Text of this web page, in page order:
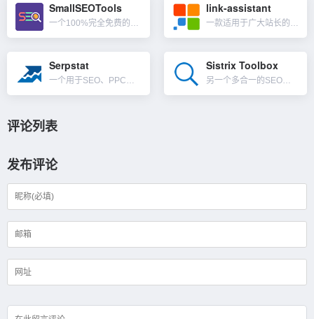
SmallSEOTools
一个100%完全免费的SEO小工具集成网站，其功能基本涵盖了Google SEO优化的各个方面，功能包含关键词工具，外链工具，内容工具等，重点是都免费。不同于其他网站分析工具，这是一款N多SEO工具的...
link-assistant
一款适用于广大站长的搜索引擎优化软件，SEO Powersuite 是一个由 4 个工具组成的工具包，涵盖了 SEO 的各个方面——关键词研究、排名跟踪、反向链接、页面和内容数据、移动 SEO、本地...
Serpstat
一个用于SEO、PPC和内容营销的一体化工具，可完成从关键字研究到链接分析的所有工作。主要由五个模块组成：排名跟踪、反向链接分析、搜索引擎优化审核关键词研究和竞争对手的分析。Serpstat扩展了他们...
Sistrix Toolbox
另一个多合一的SEO工具软件，和SEMrush，Ahrefs类似，Sistrix在德语国家以提供良好的搜索引擎优化工具而闻名，之后推出了一些额外的免费SEO工具，可以在没有帐户的情况下在线使用，而其它...
评论列表
发布评论